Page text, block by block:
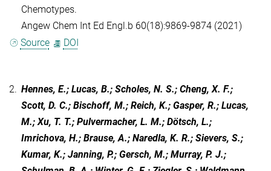
Chemotypes.
Angew Chem Int Ed Engl.b 60(18):9869-9874 (2021)
Source
DOI
2. Hennes, E.; Lucas, B.; Scholes, N. S.; Cheng, X. F.;
Scott, D. C.; Bischoff, M.; Reich, K.; Gasper, R.; Lucas,
M.; Xu, T. T.; Pulvermacher, L. M.; Dötsch, L.;
Imrichova, H.; Brause, A.; Naredla, K. R.; Sievers, S.;
Kumar, K.; Janning, P.; Gersch, M.; Murray, P. J.;